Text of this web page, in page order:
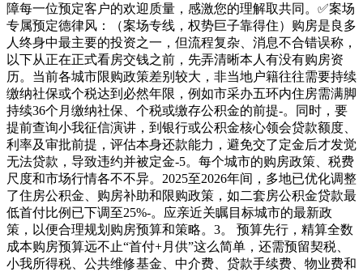
障每一位预定客户的欢迎质量，感激您的理解取共同。✅案场
专属预定德律风：（案场专线，权势巨子靠得住）购房是良多
人终身中最主要的投资之一，但流程复杂、消息不合错误称，
以下从正在正式看房交钱之前，先弄清晰本人有没有购房资
历。当前各城市限购政策差别较大，非当地户籍往往需要持续
缴纳社保或个税达到必然年限，例如市采办五环内住房需满脚
持续36个月缴纳社保、个税或缴存公积金的前提-。同时，要
提前查询小我征信演讲，到银行或公积金核心领会贷款额度、
利率及审批前提，评估本身还款能力，避免交了定金后才发觉
无法贷款，导致违约并被定金-5。每个城市的购房政策、税费
尺度和市场行情各不不异。2025至2026年间，多地已优化调整
了住房公积金、购房补助和限购政策，如二套房公积金贷款最
低首付比例已下调至25%-。应亲近关瞩目标城市的最新政
策，以便合理规划购房预算和策略。3。 预算先行，精算全数
成本购房预算远不止“首付+月供”这么简单，还需预留契税、
小我所得税、公共维修基金、中介费、贷款手续费、物业费和